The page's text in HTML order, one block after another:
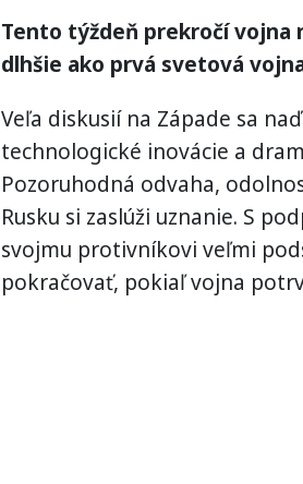
Tento týždeň prekročí vojna
dlhšie ako prvá svetová
Veľa diskusií na Západe sa
technologické inovácie a
Pozoruhodná odvaha,
Rusku si zaslúži uznanie. S
svojmu protivníkovi veľmi
pokračovať, pokiaľ vojna